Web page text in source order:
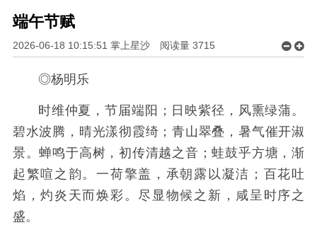
端午节赋
2026-06-18 10:15:51 掌上星沙 阅读量 3715
◎杨明乐
时维仲夏，节届端阳；日映紫径，风熏绿蒲。
碧水波腾，晴光漾彻霞绮；青山翠叠，暑气催开淑
景。蝉鸣于高树，初传清越之音；蛙鼓乎方塘，渐
起繁喧之韵。一荷擎盖，承朝露以凝洁；百花吐
焰，灼炎天而焕彩。尽显物候之新，咸呈时序之
盛。